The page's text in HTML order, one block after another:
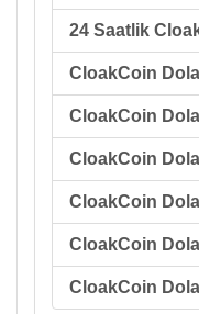
24 Saatlik
CloakCoin
CloakCoin
CloakCoin
CloakCoin
CloakCoin
CloakCoin